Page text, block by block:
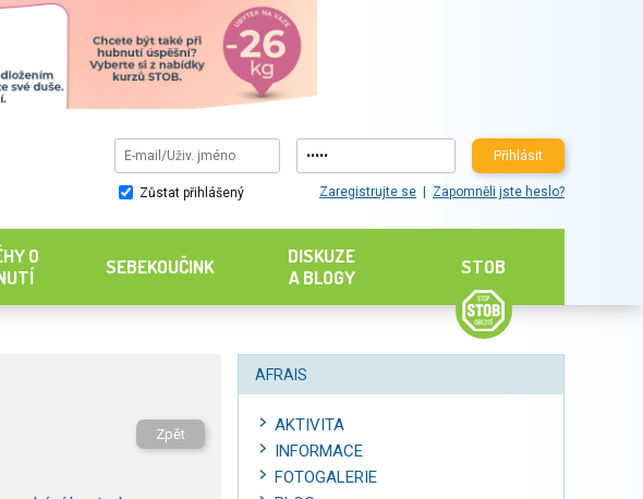
Přihlásit
Zůstat přihlášený Zaregistrujte se Zapomněli jste heslo?
O
SEBEKOUČINK
DISKUZE
A BLOGY
STOB
Zpět
AFRAIS
AKTIVITA
INFORMACE
FOTOGALERIE